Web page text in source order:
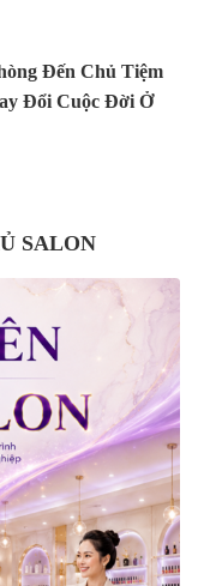
Đến Chủ Tiệm
Đổi Cuộc Đời Ở
SALON